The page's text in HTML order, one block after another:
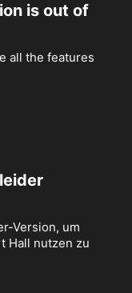
is out of
all the features
Version, um
Hall nutzen zu